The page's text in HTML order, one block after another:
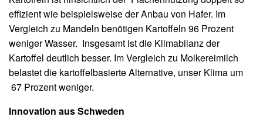
effizient wie beispielsweise der Anbau von Hafer. Im
Vergleich zu Mandeln benötigen Kartoffeln 96 Prozent
weniger Wasser. Insgesamt ist die Klimabilanz der
Kartoffel deutlich besser. Im Vergleich zu Molkereimilch
belastet die kartoffelbasierte Alternative, unser Klima um
67 Prozent weniger.
Innovation aus Schweden